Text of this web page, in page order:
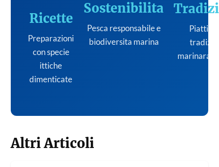
Ricette
Preparazioni
con specie
ittiche
dimenticate
Sostenibilita
Pesca responsabile e
biodiversita marina
Piatti
marinara
Altri Articoli